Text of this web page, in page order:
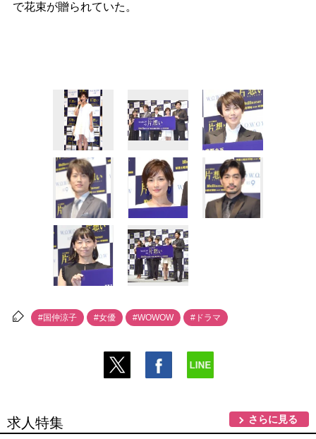
で花束が贈られていた。
#国仲涼子 #女優 #WOWOW #ドラマ
求人特集 さらに見る